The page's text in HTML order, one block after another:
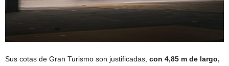
Sus cotas de Gran Turismo son justificadas, con 4,85 m de largo,